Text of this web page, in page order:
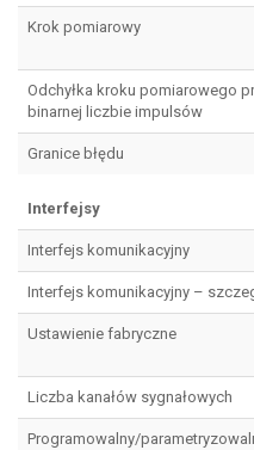
Krok pomiarowy
Odchyłka kroku pomiarowego
binarnej liczbie impulsów
Granice błędu
Interfejsy
Interfejs komunikacyjny
Interfejs komunikacyjny –
Ustawienie fabryczne
Liczba kanałów sygnałowych
Programowalny/